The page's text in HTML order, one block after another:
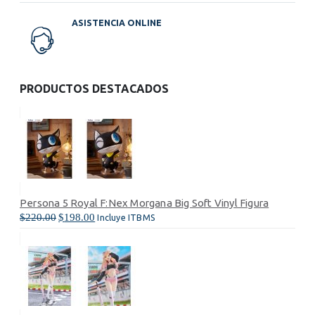
ASISTENCIA ONLINE
PRODUCTOS DESTACADOS
Persona 5 Royal F:Nex Morgana Big Soft Vinyl Figura
$220.00El
original
era:
$220.00.
$198.00 El
actual
es:
$198.00.
Incluye ITBMS